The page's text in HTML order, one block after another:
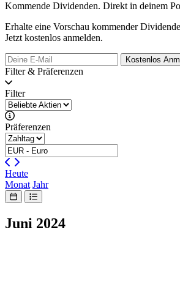
Kommende Dividenden. Direkt in deinem
Erhalte eine Vorschau kommender
Jetzt kostenlos anmelden.
Kostenlos
Filter & Präferenzen
Filter
Präferenzen
Heute
Monat Jahr
Juni 2024